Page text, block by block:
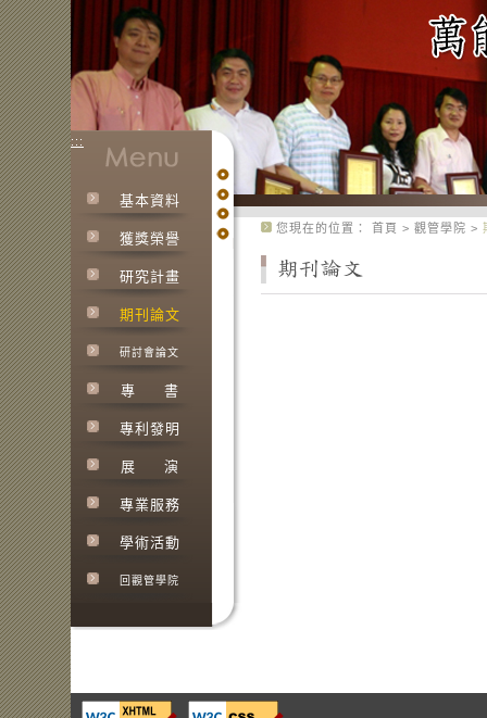
:::
基本資料
獲獎榮譽
研究計畫
期刊論文
研討會論文
專 書
專利發明
展 演
專業服務
學術活動
回觀管學院
您現在的位置： 首頁 > 觀管學院 >